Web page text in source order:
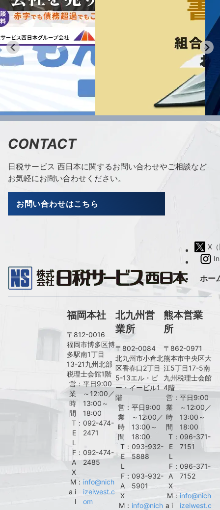
CONTACT
日税サービス 西日本に関するお問い合わせやご相談など
お気軽にお問い合わせください。
お問い合わせはこちら
X
ホー
福岡本社
〒812-0016
福岡市博多区博
多駅南1丁目
13-21九州北部
税理士会館1階
営
業
時
間
： 平日9:00
～12:00／
13:00～
18:00
T
E
L
： 092-474-
2471
F
A
X
： 092-474-
2485
M
a i
l
： info@nich
izeiwest.c
om
北九州営
業所
〒802-0084
北九州市小倉北
区香春口2丁目
5-13エル・ビ
ー・イービル1
階
営
業
時
間
： 平日9:00
～12:00／
13:00～
18:00
T
E
L
： 093-932-
5888
F
A
X
： 093-932-
5901
M： info@nich
熊本営業
所
〒862-0971
熊本市中央区大
江5丁目17-5南
九州税理士会館
4階
営
業
時
間
：平日9:00
～12:00／
13:00～
18:00
T
E
L
： 096-371-
7151
F
A
X
：096-371-
7152
M
a i
： info@nich
izeiwest.c